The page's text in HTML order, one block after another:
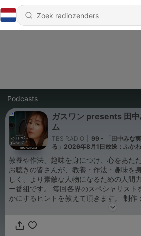
Podcasts
ガスワン presents 田
ム
TBS RADIO
99 - 「田中みな
る」2026年8月1日放送：ふか
教養や作法、趣味を身につけ、心をあた
お聴きの皆さんが、教養・作法・趣味を
しく、より素敵な人物になるための人間
ー番組です。 毎回各界のスペシャリスト
かにするヒントを教えて頂きます。 制作：TBSラジオ TBS
Podcast：https://www.tbsradio.jp/